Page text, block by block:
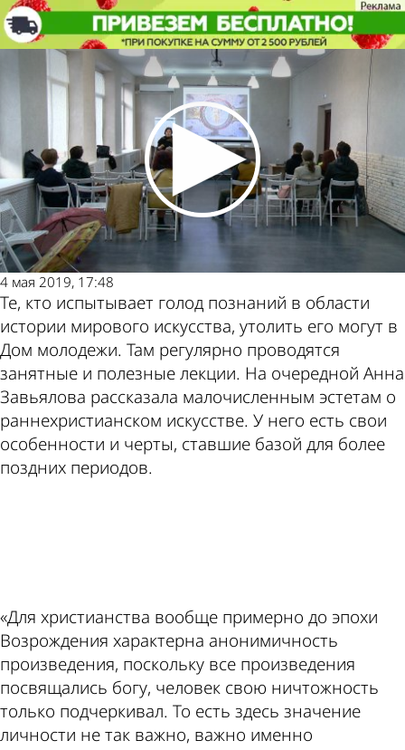
Эстетам Пензы рассказали о
раннехристианском искусстве
Культура
4 мая 2019, 17:48
Те, кто испытывает голод познаний в области
истории мирового искусства, утолить его могут в
Дом молодежи. Там регулярно проводятся
занятные и полезные лекции. На очередной Анна
Завьялова рассказала малочисленным эстетам о
раннехристианском искусстве. У него есть свои
особенности и черты, ставшие базой для более
поздних периодов.
«Для христианства вообще примерно до эпохи
Возрождения характерна анонимичность
произведения, поскольку все произведения
посвящались богу, человек свою ничтожность
только подчеркивал. То есть здесь значение
личности не так важно, важно именно
Эстетам Пензы рассказали о
раннехристианском искусстве
Культура
Другие
новости по
теме
Погода и
курсы валют
в Пензе